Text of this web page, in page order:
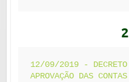
12/09/2019 -
APROVAÇÃO DAS